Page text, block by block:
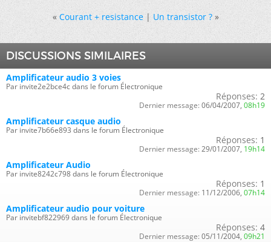
« Courant + resistance|Un transistor ? »
DISCUSSIONS SIMILAIRES
Amplificateur audio 3 voies
Par invite2e2bce4c dans le forum Électronique
Réponses: 2
Dernier message: 06/04/2007, 08h19
Amplificateur casque audio
Par invite7b66e893 dans le forum Électronique
Réponses: 1
Dernier message: 29/01/2007, 19h14
Amplificateur Audio
Par invite8242c798 dans le forum Électronique
Réponses: 1
Dernier message: 11/12/2006, 07h14
Amplificateur audio pour voiture
Par invitebf822969 dans le forum Électronique
Réponses: 4
Dernier message: 05/11/2004, 09h21